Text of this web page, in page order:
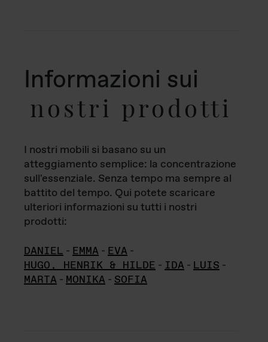
Informazioni sui
nostri prodotti
I nostri mobili si basano su un
atteggiamento semplice: la concentrazione
sull'essenziale. Senza tempo ma sempre al
battito del tempo. Qui potete scaricare
ulteriori informazioni su tutti i nostri
prodotti:
DANIEL - EMMA - EVA -
HUGO, HENRIK & HILDE - IDA - LUIS -
MARTA - MONIKA - SOFIA